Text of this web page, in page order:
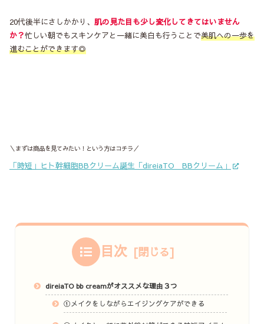
20代後半にさしかかり、 肌の見た目も少し変化してきてはいません
か？忙しい朝でもスキンケアと一緒に美白も行うことで美肌への一歩を
進むことができます◎
＼まずは商品を見てみたい！という方はコチラ／
「時短」ヒト幹細胞BBクリーム誕生「direiaTO BBクリーム」
目次
direiaTO bb creamがオススメな理由３つ
①メイクをしながらエイジングケアができる